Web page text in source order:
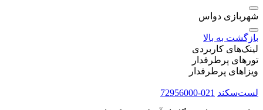
شهربازی دواس
بازگشت به بالا
لینک‌های کاربردی
تورهای پرطرفدار
ویزاهای پرطرفدار
لست‌سکند 021-72956000